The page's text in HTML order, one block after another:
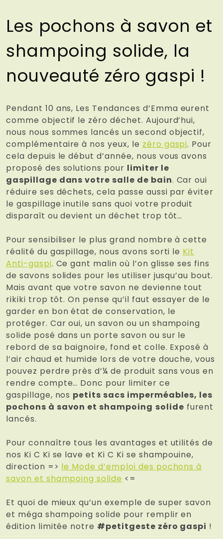
Les pochons à savon et
shampoing solide, la
nouveauté zéro gaspi !
Pendant 10 ans, Les Tendances d’Emma eurent
comme objectif le zéro déchet. Aujourd’hui,
nous nous sommes lancés un second objectif,
complémentaire à nos yeux, le zéro gaspi. Pour
cela depuis le début d’année, nous vous avons
proposé des solutions pour limiter le
gaspillage dans votre salle de bain. Car oui
réduire ses déchets, cela passe aussi par éviter
le gaspillage inutile sans quoi votre produit
disparaît ou devient un déchet trop tôt…
Pour sensibiliser le plus grand nombre à cette
réalité du gaspillage, nous avons sorti le Kit
Anti-gaspi. Ce gant malin où l’on glisse ses fins
de savons solides pour les utiliser jusqu’au bout.
Mais avant que votre savon ne devienne tout
rikiki trop tôt. On pense qu’il faut essayer de le
garder en bon état de conservation, le
protéger. Car oui, un savon ou un shampoing
solide posé dans un porte savon ou sur le
rebord de sa baignoire, fond et colle. Exposé à
l’air chaud et humide lors de votre douche, vous
pouvez perdre près d’¼ de produit sans vous en
rendre compte… Donc pour limiter ce
gaspillage, nos petits sacs imperméables, les
pochons à savon et shampoing solide furent
lancés.
Pour connaître tous les avantages et utilités de
nos Ki C Ki se lave et Ki C Ki se shampouine,
direction => le Mode d’emploi des pochons à
savon et shampoing solide <=
Et quoi de mieux qu’un exemple de super savon
et méga shampoing solide pour remplir en
édition limitée notre #petitgeste zéro gaspi !